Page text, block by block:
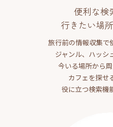
便利な検
行きたい場
旅行前の情報収集で
ジャンル、ハッシ
今いる場所から
カフェを探せ
役に立つ検索機